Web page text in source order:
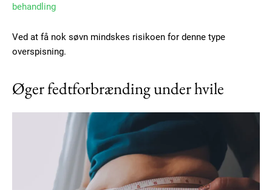
behandling
Ved at få nok søvn mindskes risikoen for denne type
overspisning.
Øger fedtforbrænding under hvile